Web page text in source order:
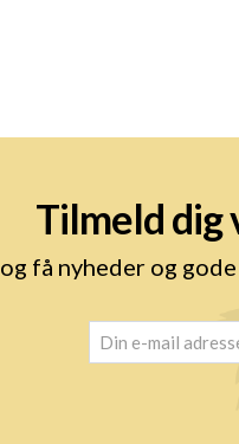
Tilmeld dig
og få nyheder og
email (Påkrævet)